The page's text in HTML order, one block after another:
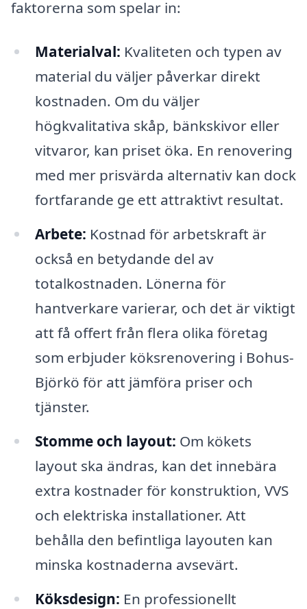
faktorerna som spelar in:
Materialval: Kvaliteten och typen av
material du väljer påverkar direkt
kostnaden. Om du väljer
högkvalitativa skåp, bänkskivor eller
vitvaror, kan priset öka. En renovering
med mer prisvärda alternativ kan dock
fortfarande ge ett attraktivt resultat.
Arbete: Kostnad för arbetskraft är
också en betydande del av
totalkostnaden. Lönerna för
hantverkare varierar, och det är viktigt
att få offert från flera olika företag
som erbjuder köksrenovering i Bohus-
Björkö för att jämföra priser och
tjänster.
Stomme och layout: Om kökets
layout ska ändras, kan det innebära
extra kostnader för konstruktion, VVS
och elektriska installationer. Att
behålla den befintliga layouten kan
minska kostnaderna avsevärt.
Köksdesign: En professionellt